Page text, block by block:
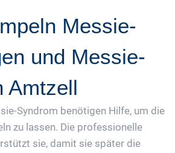
Messie-
und Messie-
Amtzell
Syndrom benötigen Hilfe, um die
zu lassen. Die professionelle
sie, damit sie später die